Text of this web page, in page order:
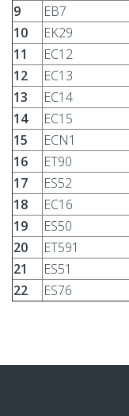
9
EB7
10
EK29
11
EC12
12
EC13
13
EC14
14
EC15
15
ECN1
16
ET90
17
ES52
18
EC16
19
ES50
20
ET591
21
ES51
22
ES76